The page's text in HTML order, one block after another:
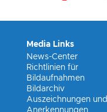
Media Links
News-Center
Richtlinien für
Bildaufnahmen
Bildarchiv
Auszeichnungen und
Anerkennungen